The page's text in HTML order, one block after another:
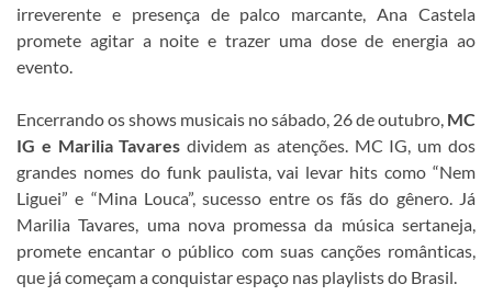
irreverente e presença de palco marcante, Ana Castela
promete agitar a noite e trazer uma dose de energia ao
evento.
Encerrando os shows musicais no sábado, 26 de outubro, MC
IG e Marilia Tavares dividem as atenções. MC IG, um dos
grandes nomes do funk paulista, vai levar hits como “Nem
Liguei” e “Mina Louca”, sucesso entre os fãs do gênero. Já
Marilia Tavares, uma nova promessa da música sertaneja,
promete encantar o público com suas canções românticas,
que já começam a conquistar espaço nas playlists do Brasil.